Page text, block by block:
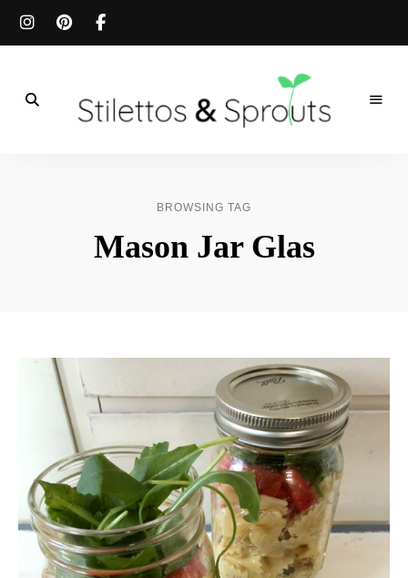
Sprouts
Rezepte
BROWSING TAG
Mason Jar Glas